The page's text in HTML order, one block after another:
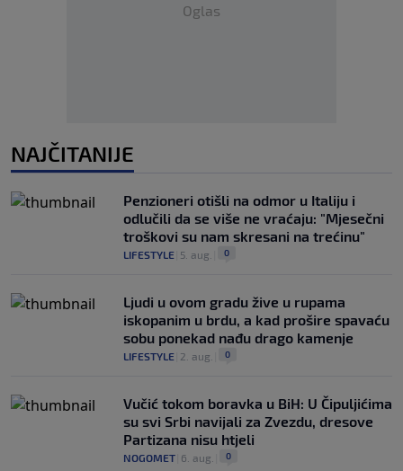
Oglas
NAJČITANIJE
Penzioneri otišli na odmor u Italiju i
odlučili da se više ne vraćaju: "Mjesečni
troškovi su nam skresani na trećinu"
LIFESTYLE 5. aug. 0
Ljudi u ovom gradu žive u rupama
iskopanim u brdu, a kad prošire spavaću
sobu ponekad nađu drago kamenje
LIFESTYLE 2. aug. 0
Vučić tokom boravka u BiH: U Čipuljićima
su svi Srbi navijali za Zvezdu, dresove
Partizana nisu htjeli
NOGOMET 6. aug. 0